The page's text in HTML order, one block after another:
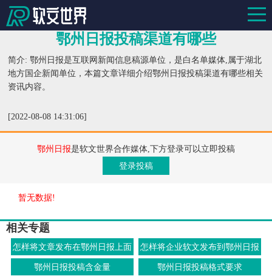
鄂州日报投稿渠道有哪些
简介: 鄂州日报是互联网新闻信息稿源单位，是白名单媒体,属于湖北
地方国企新闻单位，本篇文章详细介绍鄂州日报投稿渠道有哪些相关
资讯内容。
[2022-08-08 14:31:06]
鄂州日报是软文世界合作媒体,下方登录可以立即投稿
登录投稿
暂无数据!
相关专题
怎样将文章发布在鄂州日报上面
去
怎样将企业软文发布到鄂州日报
上
鄂州日报投稿含金量 鄂州日报投稿格式要求